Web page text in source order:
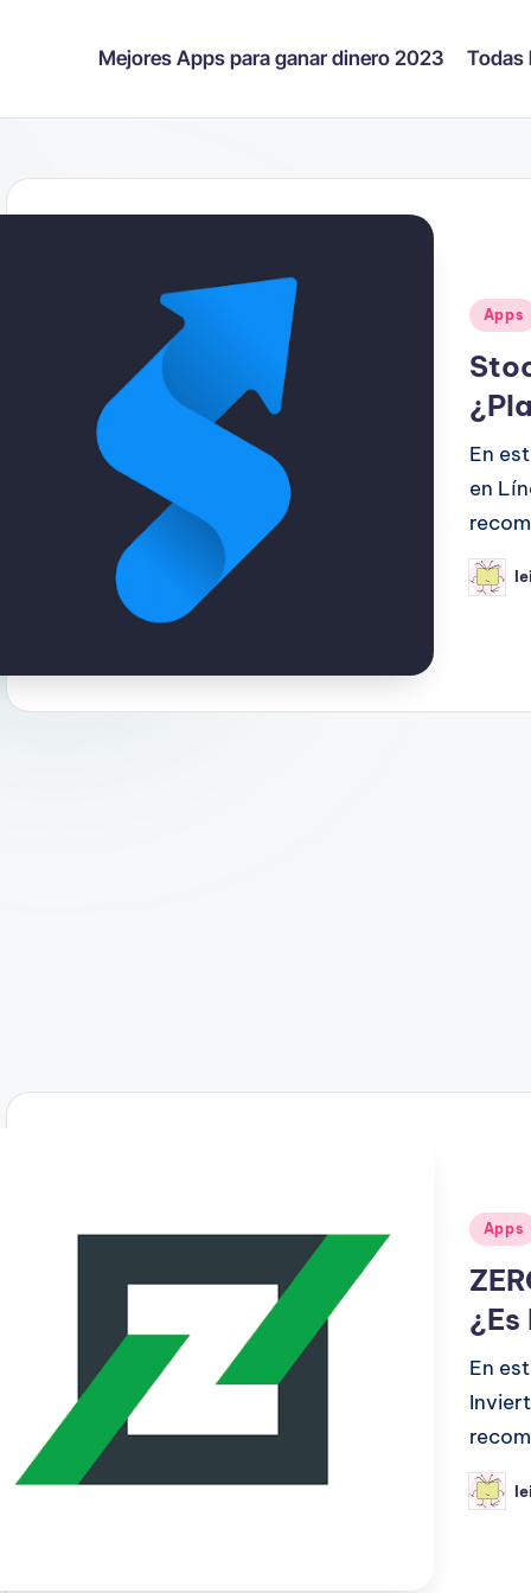
Mejores Apps para ganar dinero 2023 Todas
Apps
En
en
por
Apps
En
por